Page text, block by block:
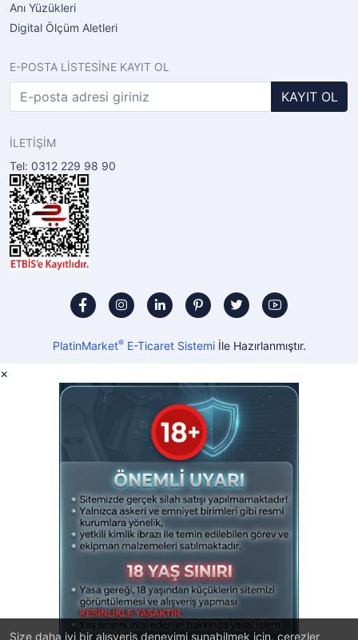
Size daha iyi bir alışveriş deneyimi sunabilmek için, çerezler
Anı Yüzükleri
Digital Ölçüm Aletleri
E-POSTA LİSTESİNE KAYIT OL
KAYIT OL
İLETİŞİM
Tel: 0312 229 98 90
PlatinMarket®E-Ticaret Sistemiİle Hazırlanmıştır.
×